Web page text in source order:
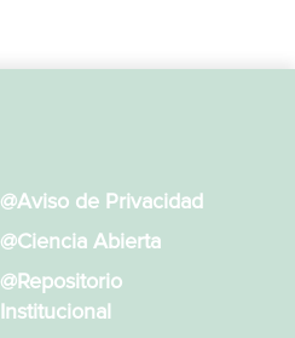
@Aviso de Privacidad
@Ciencia Abierta
@Repositorio
Institucional